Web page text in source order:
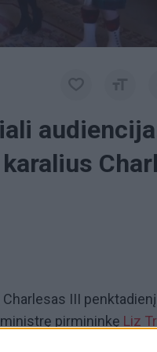
Charlesas III
pirmininkę Liz
Elizabeth II mirties.